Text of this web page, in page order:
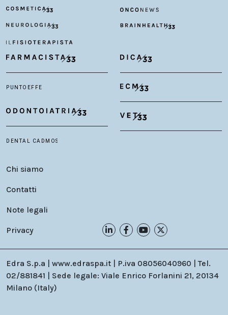
Chi siamo
Contatti
Note legali
Privacy
Edra S.p.a | www.edraspa.it | P.iva 08056040960 | Tel.
02/881841 | Sede legale: Viale Enrico Forlanini 21, 20134
Milano (Italy)